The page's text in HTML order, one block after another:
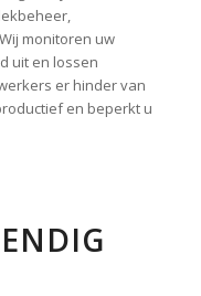
monitoren uw
uit en lossen
er hinder van
en beperkt u